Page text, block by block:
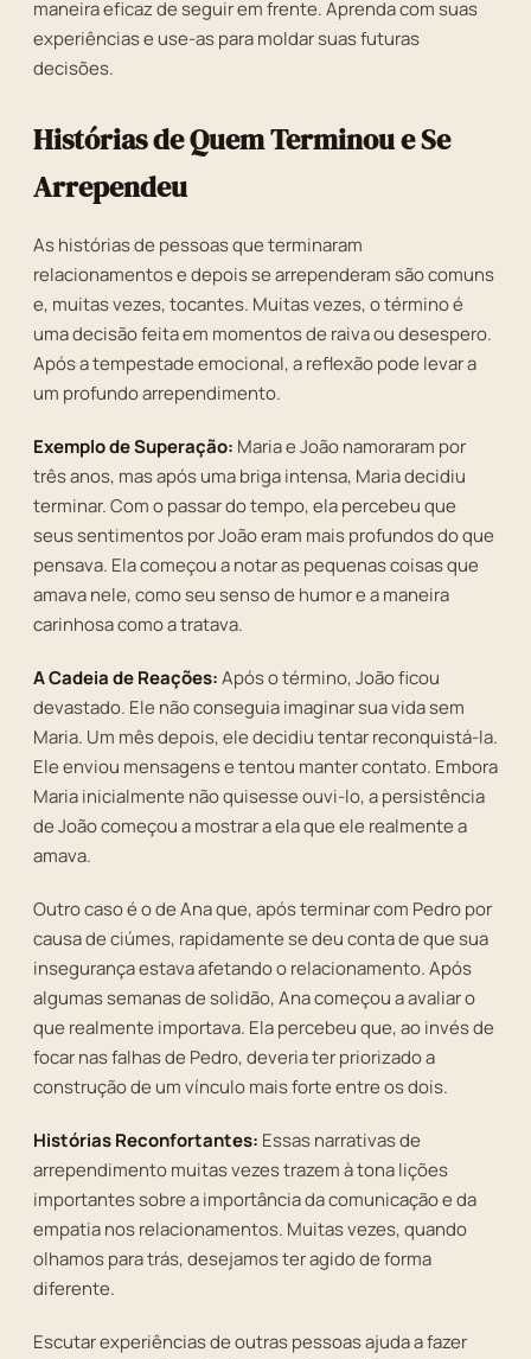
maneira eficaz de seguir em frente. Aprenda com suas
experiências e use-as para moldar suas futuras
decisões.
Histórias de Quem Terminou e Se
Arrependeu
As histórias de pessoas que terminaram
relacionamentos e depois se arrependeram são comuns
e, muitas vezes, tocantes. Muitas vezes, o término é
uma decisão feita em momentos de raiva ou desespero.
Após a tempestade emocional, a reflexão pode levar a
um profundo arrependimento.
Exemplo de Superação: Maria e João namoraram por
três anos, mas após uma briga intensa, Maria decidiu
terminar. Com o passar do tempo, ela percebeu que
seus sentimentos por João eram mais profundos do que
pensava. Ela começou a notar as pequenas coisas que
amava nele, como seu senso de humor e a maneira
carinhosa como a tratava.
A Cadeia de Reações:Após o término, João ficou
devastado. Ele não conseguia imaginar sua vida sem
Maria. Um mês depois, ele decidiu tentar reconquistá-la.
Ele enviou mensagens e tentou manter contato. Embora
Maria inicialmente não quisesse ouvi-lo, a persistência
de João começou a mostrar a ela que ele realmente a
amava.
Outro caso é o de Ana que, após terminar com Pedro por
causa de ciúmes, rapidamente se deu conta de que sua
insegurança estava afetando o relacionamento. Após
algumas semanas de solidão, Ana começou a avaliar o
que realmente importava. Ela percebeu que, ao invés de
focar nas falhas de Pedro, deveria ter priorizado a
construção de um vínculo mais forte entre os dois.
Histórias Reconfortantes: Essas narrativas de
arrependimento muitas vezes trazem à tona lições
importantes sobre a importância da comunicação e da
empatia nos relacionamentos. Muitas vezes, quando
olhamos para trás, desejamos ter agido de forma
diferente.
Escutar experiências de outras pessoas ajuda a fazer